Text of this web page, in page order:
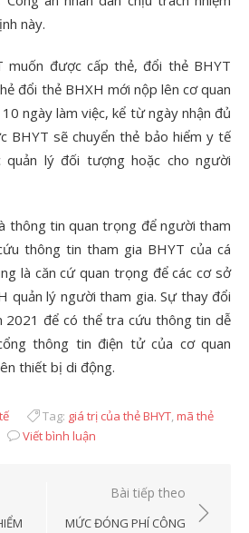
này.
muốn được cấp thẻ, đổi thẻ BHYT
đổi thẻ BHXH mới nộp lên cơ quan
ngày làm việc, kể từ ngày nhận đủ
BHYT sẽ chuyển thẻ bảo hiểm y tế
lý đối tượng hoặc cho người
thông tin quan trọng để người tham
thông tin tham gia BHYT của cá
là căn cứ quan trọng để các cơ sở
quản lý người tham gia. Sự thay đổi
2021 để có thể tra cứu thông tin dễ
thông tin điện tử của cơ quan
thiết bị di động.
Tag: giá trị của thẻ BHYT,mã thẻ
Viết bình luận
Bài tiếp theo
MỨC ĐÓNG PHÍ CÔNG